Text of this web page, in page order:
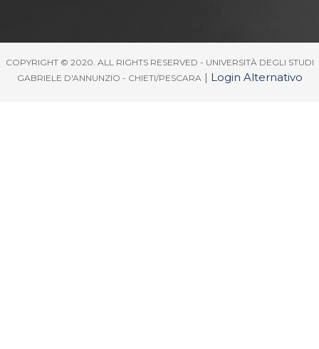
COPYRIGHT © 2020. ALL RIGHTS RESERVED - UNIVERSITÀ DEGLI STUDI
GABRIELE D'ANNUNZIO - CHIETI/PESCARA| Login Alternativo